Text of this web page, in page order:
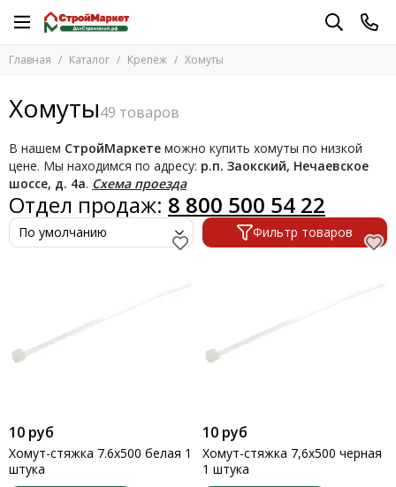
Крепёж
Болты, винты
Гайки
Гвоздевые пластины
Гвозди
Гроверы
Дюбели, дюбель-гвозди
Карабины пожарные
Клинья для плитки
Крестики
Кровельные саморезы
Кронштейны
Главная Каталог Крепёж Хомуты
Хомуты
В нашем СтройМаркете можно купить хомуты по низкой
цене. Мы находимся по адресу: р.п. Заокский, Нечаевское
шоссе, д. 4а. Схема проезда
Отдел продаж: 8 800 500 54 22
Фильтр товаров
10 руб
Хомут-стяжка 7.6х500 белая 1
штука
10 руб
Хомут-стяжка 7,6х500 черная
1 штука